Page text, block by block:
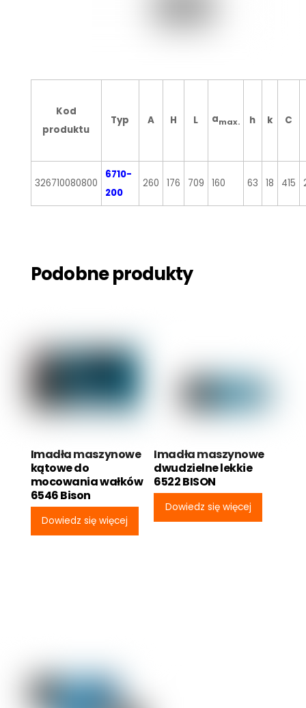
Kod
produktu
Typ A H L amax. h k C
326710080800
6710-
200
260 176 709 160 63 18 415
Podobne produkty
Imadła maszynowe
kątowe do
mocowania wałków
6546 Bison
Dowiedz się więcej
Imadła maszynowe
dwudzielne lekkie
6522 BISON
Dowiedz się więcej